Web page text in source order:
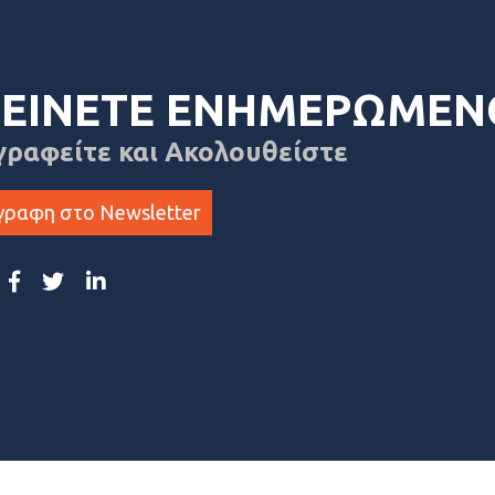
και Ακολουθείστε
στο Newsletter